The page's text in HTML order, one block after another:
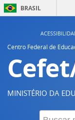
BRASIL
Centro Federal de
MINISTÉRIO DA